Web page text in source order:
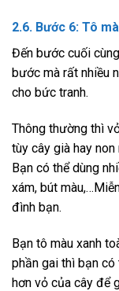
2.6. Bước 6: Tô
Đến bước cuối
bước mà rất nhiều
cho bức tranh.
Thông thường thì
tùy cây già hay
Bạn có thể dùng
xám, bút
đình bạn.
Bạn tô màu xanh
phần gai thì bạn có
hơn vỏ của cây để